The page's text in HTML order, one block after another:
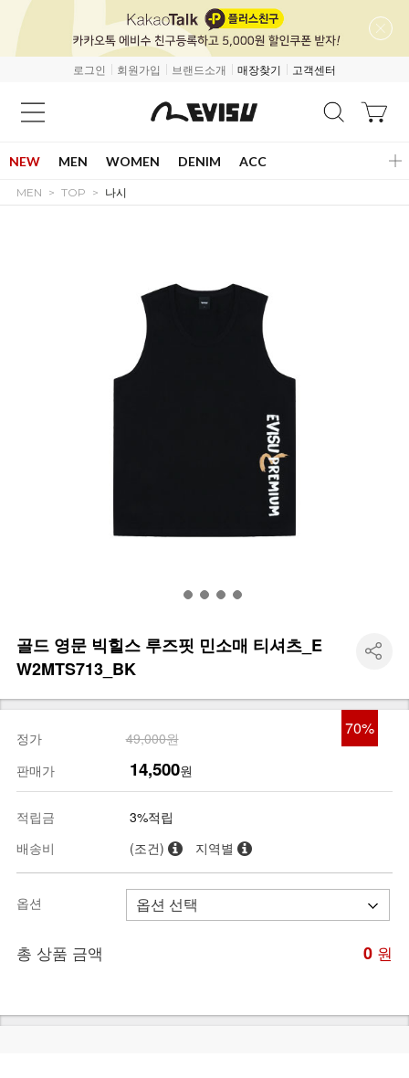
로그인 회원가입 브랜드소개 매장찾기 고객센터
NEW MEN WOMEN DENIM ACC
MEN TOP 나시
골드 영문 빅힐스 루즈핏 민소매 티셔츠_E
W2MTS713_BK
70%
정가
49,000원
판매가
14,500원
적립금
3%적립
배송비
(조건) 지역별
옵션
총 상품 금액 0 원